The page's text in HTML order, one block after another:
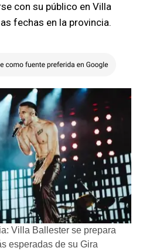
con su público en Villa
fechas en la provincia.
Villa Ballester se prepara
esperadas de su Gira